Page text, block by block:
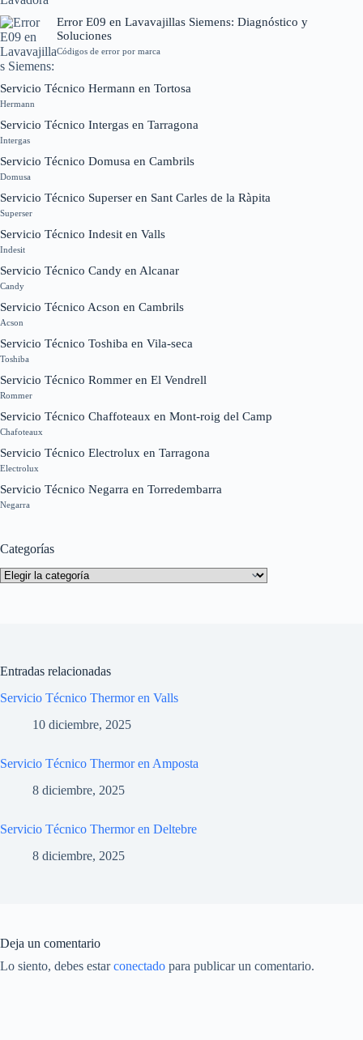
Error E09 en Lavavajillas Siemens: Diagnóstico y
Soluciones
Códigos de error por marca
Servicio Técnico Hermann en Tortosa
Hermann
Servicio Técnico Intergas en Tarragona
Intergas
Servicio Técnico Domusa en Cambrils
Domusa
Servicio Técnico Superser en Sant Carles de la Ràpita
Superser
Servicio Técnico Indesit en Valls
Indesit
Servicio Técnico Candy en Alcanar
Candy
Servicio Técnico Acson en Cambrils
Acson
Servicio Técnico Toshiba en Vila-seca
Toshiba
Servicio Técnico Rommer en El Vendrell
Rommer
Servicio Técnico Chaffoteaux en Mont-roig del Camp
Chafoteaux
Servicio Técnico Electrolux en Tarragona
Electrolux
Servicio Técnico Negarra en Torredembarra
Negarra
Categorías
Categorías
Entradas relacionadas
Servicio Técnico Thermor en Valls
10 diciembre, 2025
Servicio Técnico Thermor en Amposta
8 diciembre, 2025
Servicio Técnico Thermor en Deltebre
8 diciembre, 2025
Deja un comentario
Lo siento, debes estarconectado para publicar un comentario.